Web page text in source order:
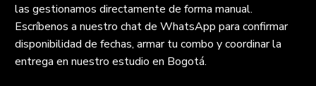
las gestionamos directamente de forma manual.
Escríbenos a nuestro chat de WhatsApp para confirmar
disponibilidad de fechas, armar tu combo y coordinar la
entrega en nuestro estudio en Bogotá.